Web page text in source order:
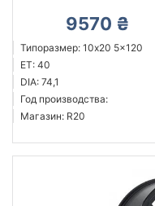
9570 ₴
Типоразмер: 10x20 5x120
ET: 40
DIA: 74,1
Год производства:
Магазин: R20